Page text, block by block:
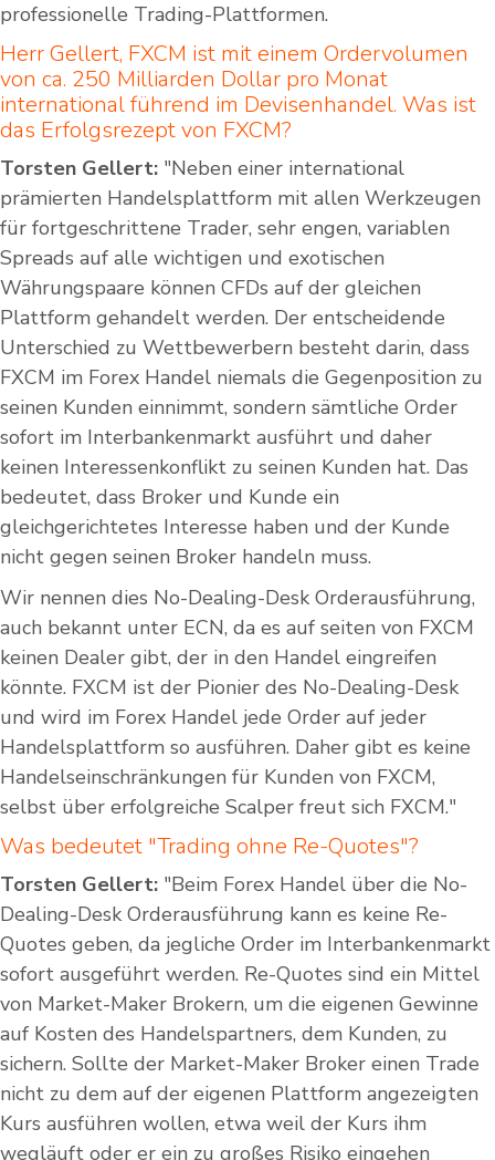
professionelle Trading-Plattformen.
Herr Gellert, FXCM ist mit einem Ordervolumen
von ca. 250 Milliarden Dollar pro Monat
international führend im Devisenhandel. Was ist
das Erfolgsrezept von FXCM?
Torsten Gellert: "Neben einer international
prämierten Handelsplattform mit allen Werkzeugen
für fortgeschrittene Trader, sehr engen, variablen
Spreads auf alle wichtigen und exotischen
Währungspaare können CFDs auf der gleichen
Plattform gehandelt werden. Der entscheidende
Unterschied zu Wettbewerbern besteht darin, dass
FXCM im Forex Handel niemals die Gegenposition zu
seinen Kunden einnimmt, sondern sämtliche Order
sofort im Interbankenmarkt ausführt und daher
keinen Interessenkonflikt zu seinen Kunden hat. Das
bedeutet, dass Broker und Kunde ein
gleichgerichtetes Interesse haben und der Kunde
nicht gegen seinen Broker handeln muss.
Wir nennen dies No-Dealing-Desk Orderausführung,
auch bekannt unter ECN, da es auf seiten von FXCM
keinen Dealer gibt, der in den Handel eingreifen
könnte. FXCM ist der Pionier des No-Dealing-Desk
und wird im Forex Handel jede Order auf jeder
Handelsplattform so ausführen. Daher gibt es keine
Handelseinschränkungen für Kunden von FXCM,
selbst über erfolgreiche Scalper freut sich FXCM."
Was bedeutet "Trading ohne Re-Quotes"?
Torsten Gellert: "Beim Forex Handel über die No-
Dealing-Desk Orderausführung kann es keine Re-
Quotes geben, da jegliche Order im Interbankenmarkt
sofort ausgeführt werden. Re-Quotes sind ein Mittel
von Market-Maker Brokern, um die eigenen Gewinne
auf Kosten des Handelspartners, dem Kunden, zu
sichern. Sollte der Market-Maker Broker einen Trade
nicht zu dem auf der eigenen Plattform angezeigten
Kurs ausführen wollen, etwa weil der Kurs ihm
wegläuft oder er ein zu großes Risiko eingehen